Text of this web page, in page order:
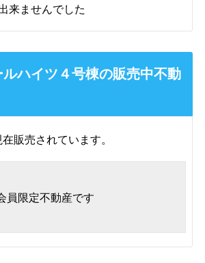
来ませんでした
ハイツ４号棟の販売中不動
販売されています。
員限定不動産です